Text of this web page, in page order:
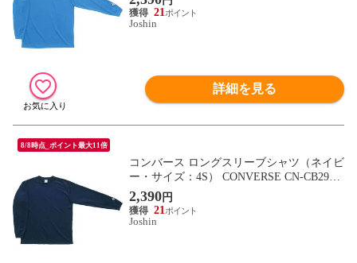
21
Joshin
詳細を見る
8/8時点_ポイント最大11倍
コンバース ロングスリーブシャツ（ネイビ
ー・サイズ：4S） CONVERSE CN-CB2913
24L-2900-4S 【返品種別A】
2,390円
21
Joshin